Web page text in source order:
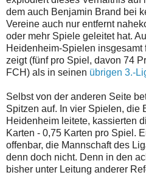
dem auch Benjamin Brand bei
Vereine auch nur entfernt
oder mehr Spiele geleitet hat.
Heidenheim-Spielen insgesamt
zeigt (fünf pro Spiel, davon 74
FCH) als in seinen übrigen 3.-
Selbst von der anderen Seite
Spitzen auf. In vier Spielen, die
Heidenheim leitete, kassierten
Karten - 0,75 Karten pro Spiel.
offenbar, die Mannschaft des
denn doch nicht. Denn in den
bisher unter Leitung anderer